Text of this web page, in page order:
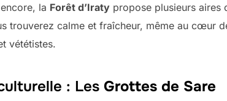
la Forêt d’Iraty propose plusieurs aires
trouverez calme et fraîcheur, même au cœur
vététistes.
: Les Grottes de Sare